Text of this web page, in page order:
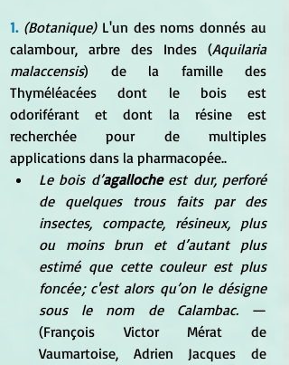
1. (Botanique) L'un des noms donnés au
calambour, arbre des Indes (Aquilaria
malaccensis) de la famille des
Thyméléacées dont le bois est
odoriférant et dont la résine est
recherchée pour de multiples
applications dans la pharmacopée..
Le bois d’agalloche est dur, perforé
de quelques trous faits par des
insectes, compacte, résineux, plus
ou moins brun et d’autant plus
estimé que cette couleur est plus
foncée ; c'est alors qu’on le désigne
sous le nom de Calambac. —
(François Victor Mérat de
Vaumartoise, Adrien Jacques de